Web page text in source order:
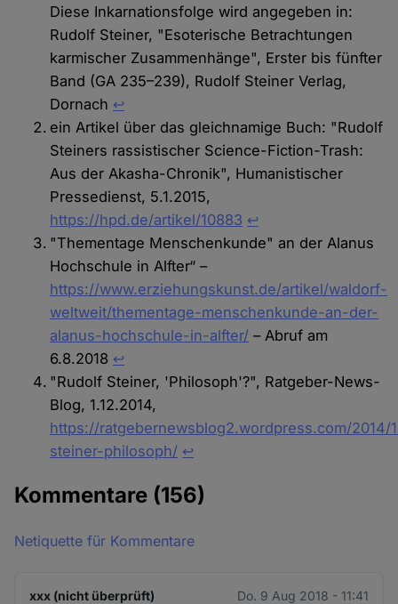
Diese Inkarnationsfolge wird angegeben in:
Rudolf Steiner, "Esoterische Betrachtungen
karmischer Zusammenhänge", Erster bis fünfter
Band (GA 235–239), Rudolf Steiner Verlag,
Dornach ↩
ein Artikel über das gleichnamige Buch: "Rudolf
Steiners rassistischer Science-Fiction-Trash:
Aus der Akasha-Chronik", Humanistischer
Pressedienst, 5.1.2015,
https://hpd.de/artikel/10883 ↩︎
"Thementage Menschenkunde" an der Alanus
Hochschule in Alfter“ –
https://www.erziehungskunst.de/artikel/waldorf-
weltweit/thementage-menschenkunde-an-der-
alanus-hochschule-in-alfter/ – Abruf am
6.8.2018 ↩︎
"Rudolf Steiner, 'Philosoph'?", Ratgeber-News-
Blog, 1.12.2014,
https://ratgebernewsblog2.wordpress.com/2014/
steiner-philosoph/ ↩︎
Kommentare (156)
Netiquette für Kommentare
xxx (nicht überprüft) Do. 9 Aug 2018 - 11:41